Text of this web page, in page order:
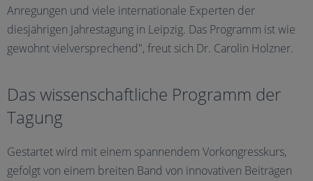
Anregungen und viele internationale Experten der
diesjährigen Jahrestagung in Leipzig. Das Programm ist wie
gewohnt vielversprechend", freut sich Dr. Carolin Holzner.
Das wissenschaftliche Programm der
Tagung
Gestartet wird mit einem spannendem Vorkongresskurs,
gefolgt von einem breiten Band von innovativen Beiträgen